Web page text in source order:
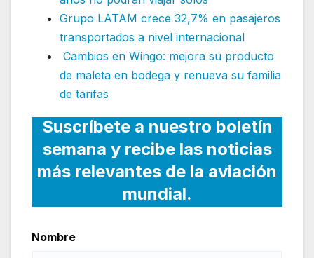
Grupo LATAM crece 32,7% en pasajeros
transportados a nivel internacional
Cambios en Wingo: mejora su producto
de maleta en bodega y renueva su familia
de tarifas
Suscríbete a nuestro boletín
semana y recibe las noticias
más relevantes de la aviación
mundial.
Nombre